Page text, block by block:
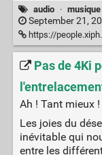
audio · musique
September 21,
https://
Pas de 4Ki
Ah ! Tant mieux !
Les joies du
inévitable qui
entre les